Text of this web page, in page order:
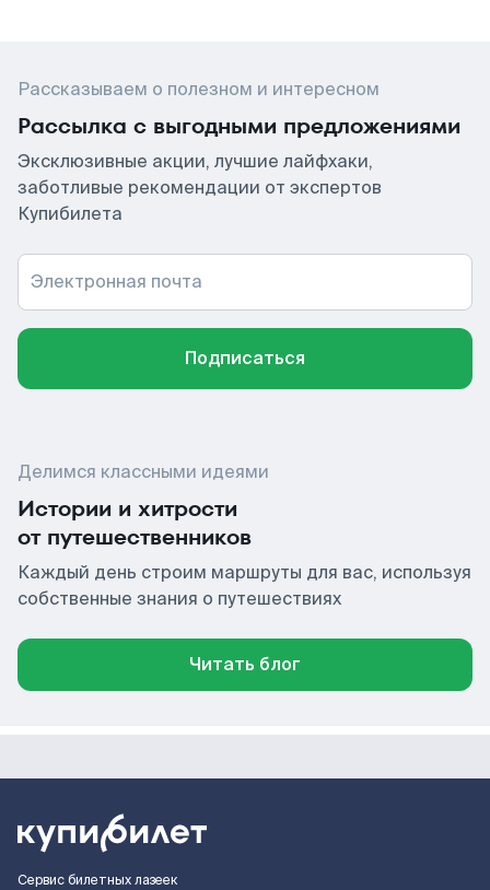
Рассказываем о полезном и интересном
Рассылка с выгодными предложениями
Эксклюзивные акции, лучшие лайфхаки,
заботливые рекомендации от экспертов
Купибилета
Электронная почта
Подписаться
Делимся классными идеями
Истории и хитрости
от путешественников
Каждый день строим маршруты для вас, используя
собственные знания о путешествиях
Читать блог
Сервис билетных лазеек